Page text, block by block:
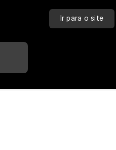
Ir para o site